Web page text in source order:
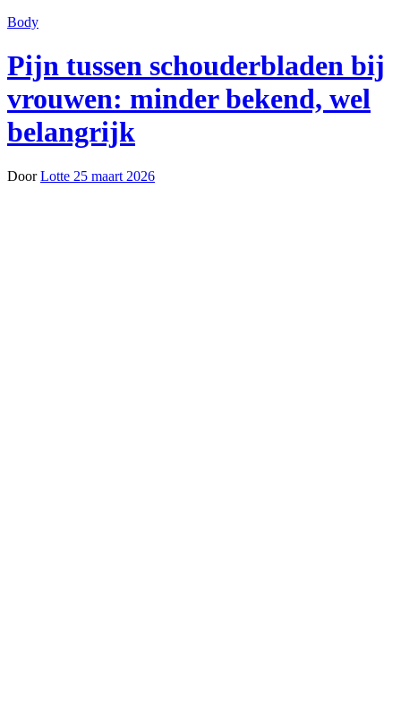
Body
Pijn tussen schouderbladen bij
vrouwen: minder bekend, wel
belangrijk
DoorLotte 25 maart 2026